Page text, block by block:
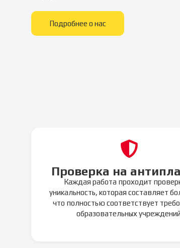
Подробнее о нас
Проверка на
Каждая работа проходит
уникальность, которая составляет
что полностью соответствует
образовательных